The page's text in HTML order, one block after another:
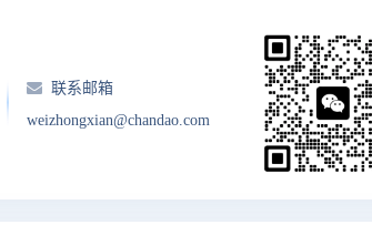
联系邮箱
weizhongxian@chandao.com